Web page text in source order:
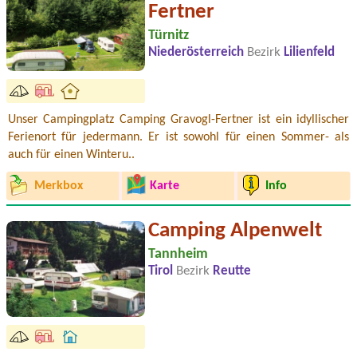
Fertner
Türnitz
Niederösterreich Bezirk Lilienfeld
Unser Campingplatz Camping Gravogl-Fertner ist ein idyllischer
Ferienort für jedermann. Er ist sowohl für einen Sommer- als
auch für einen Winteru..
Merkbox Karte Info
Camping Alpenwelt
Tannheim
Tirol Bezirk Reutte